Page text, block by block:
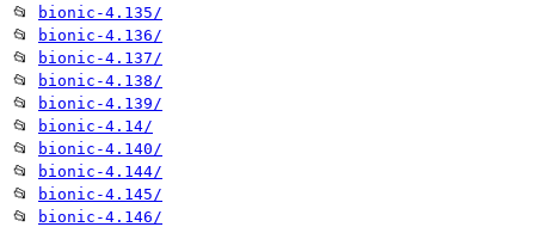
📂
bionic-4.135/
📂
bionic-4.136/
📂
bionic-4.137/
📂
bionic-4.138/
📂
bionic-4.139/
📂
bionic-4.14/
📂
bionic-4.140/
📂
bionic-4.144/
📂
bionic-4.145/
📂
bionic-4.146/